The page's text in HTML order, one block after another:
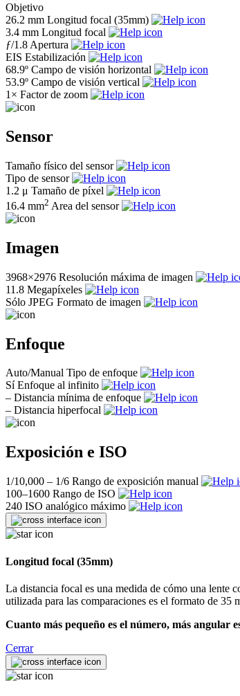
Objetivo
26.2 mm Longitud focal (35mm)
3.4 mm Longitud focal
ƒ/1.8 Apertura
EIS Estabilización
68.9º Campo de visión horizontal
53.9º Campo de visión vertical
1× Factor de zoom
Sensor
Tamaño físico del sensor
Tipo de sensor
1.2 μ Tamaño de píxel
16.4 mm2 Area del sensor
Imagen
3968×2976 Resolución máxima de imagen
11.8 Megapíxeles
Sólo JPEG Formato de imagen
Enfoque
Auto/Manual Tipo de enfoque
Sí Enfoque al infinito
– Distancia mínima de enfoque
– Distancia hiperfocal
Exposición e ISO
1/10,000 – 1/6 Rango de exposición manual
100–1600 Rango de ISO
240 ISO analógico máximo
Longitud focal (35mm)
La distancia focal es una medida de cómo una lente
utilizada para las comparaciones es el formato de 35
Cuanto más pequeño es el número, más angular
Cerrar